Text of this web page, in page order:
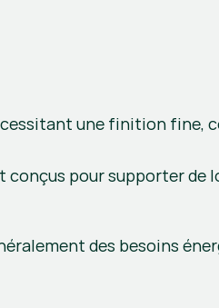
une finition fine,
pour supporter de
des besoins